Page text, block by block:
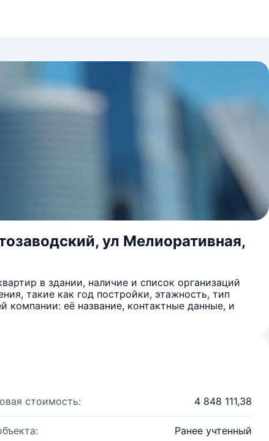
ул Мелиоративная,
в здании, наличие и список организаций
такие как год постройки, этажность, тип
её название, контактные данные, и
стоимость: 4 848 111,38
Ранее учтенный